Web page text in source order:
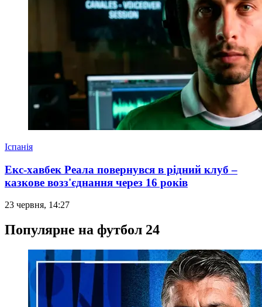
Іспанія
Екс-хавбек Реала повернувся в рідний клуб –
казкове возз'єднання через 16 років
23 червня, 14:27
Популярне на футбол 24